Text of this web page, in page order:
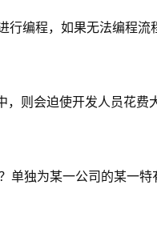
编程，如果无法编程流
则会迫使开发人员花
独为某一公司的某一